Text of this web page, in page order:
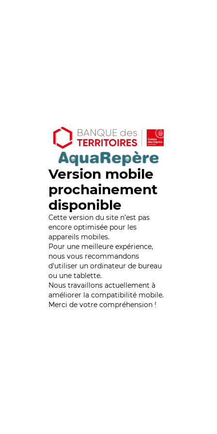
Version mobile
prochainement
disponible
Cette version du site n’est pas
encore optimisée pour les
appareils mobiles.
Pour une meilleure expérience,
nous vous recommandons
d'utiliser un ordinateur de bureau
ou une tablette.
Nous travaillons actuellement à
améliorer la compatibilité mobile.
Merci de votre compréhension !